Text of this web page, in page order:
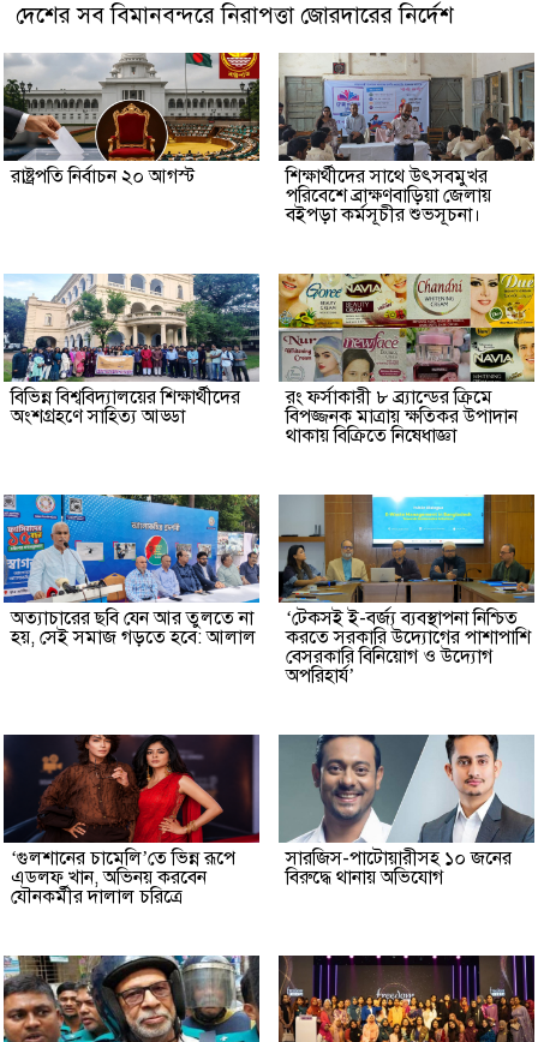
দেশের সব বিমানবন্দরে নিরাপত্তা জোরদারের নির্দেশ
রাষ্ট্রপতি নির্বাচন ২০ আগস্ট
শিক্ষার্থীদের সাথে উৎসবমুখর
পরিবেশে ব্রাক্ষণবাড়িয়া জেলায়
বইপড়া কর্মসূচীর শুভসূচনা।
বিভিন্ন বিশ্ববিদ্যালয়ের শিক্ষার্থীদের
অংশগ্রহণে সাহিত্য আড্ডা
রং ফর্সাকারী ৮ ব্র্যান্ডের ক্রিমে
বিপজ্জনক মাত্রায় ক্ষতিকর উপাদান
থাকায় বিক্রিতে নিষেধাজ্ঞা
অত্যাচারের ছবি যেন আর তুলতে না
হয়, সেই সমাজ গড়তে হবে: আলাল
‘টেকসই ই-বর্জ্য ব্যবস্থাপনা নিশ্চিত
করতে সরকারি উদ্যোগের পাশাপাশি
বেসরকারি বিনিয়োগ ও উদ্যোগ
অপরিহার্য’
‘গুলশানের চামেলি’তে ভিন্ন রূপে
এডলফ খান, অভিনয় করবেন
যৌনকর্মীর দালাল চরিত্রে
সারজিস-পাটোয়ারীসহ ১০ জনের
বিরুদ্ধে থানায় অভিযোগ